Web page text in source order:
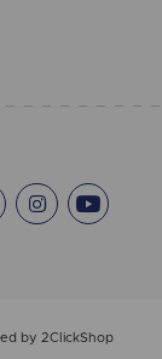
by 2ClickShop